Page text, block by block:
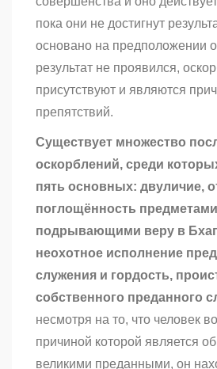
пока они не достигнут
основано на предположении о
результат не проявился,
присутствуют и являются
препятствий.
Существует множество
оскорблений, среди
пять основных: двуличие,
поглощённость
подрывающими веру в
неохотное исполнение
служения и гордость,
собственного преданного
несмотря на то, что человек
причиной которой является
великими преданными, он